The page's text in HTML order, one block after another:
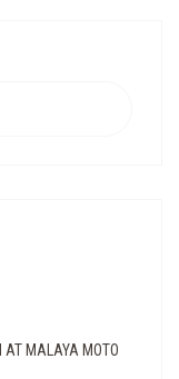
AT MALAYA MOTO